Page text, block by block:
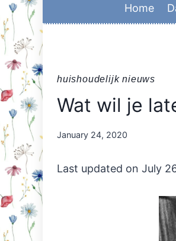
Home
huishoudelijk nieuws
Wat wil je
By
January 24, 2020
Last updated on July